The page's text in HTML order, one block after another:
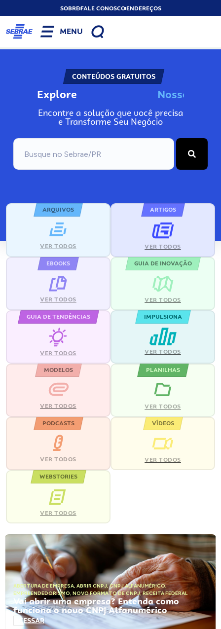
SOBREFALE CONOSCOENDEREÇOS
MENU
CONTEÚDOS GRATUITOS
Explore Nosso
Encontre a solução que você precisa
e Transforme Seu Negócio
ARQUIVOS
VER TODOS
ARTIGOS
VER TODOS
EBOOKS
VER TODOS
GUIA DE INOVAÇÃO
VER TODOS
GUIA DE TENDÊNCIAS
VER TODOS
IMPULSIONA
VER TODOS
MODELOS
VER TODOS
PLANILHAS
VER TODOS
PODCASTS
VER TODOS
VÍDEOS
VER TODOS
WEBSTORIES
VER TODOS
ABERTURA DE EMPRESA, ABRIR CNPJ,CNPJ ALFANUMÉRICO,
EMPREENDEDORISMO, NOVO FORMATO DE CNPJ,RECEITA FEDERAL
Vai abrir uma empresa? Entenda como
funciona o novo CNPJ Alfanumérico
ACESSAR